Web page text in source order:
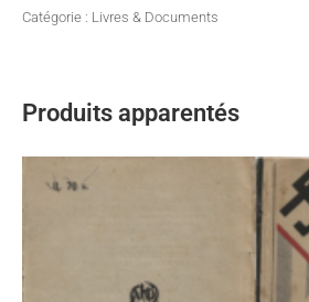
Catégorie : Livres & Documents
Produits apparentés